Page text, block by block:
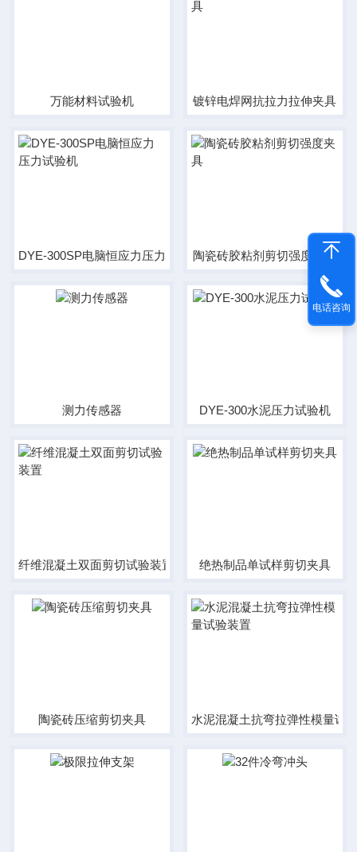
万能材料试验机 镀锌电焊网抗拉力拉伸夹具
DYE-300SP电脑恒应力压力试验机陶瓷砖胶粘剂剪切强度夹具
测力传感器 DYE-300水泥压力试验机
纤维混凝土双面剪切试验装置 绝热制品单试样剪切夹具
陶瓷砖压缩剪切夹具 水泥混凝土抗弯拉弹性模量试
电话咨询